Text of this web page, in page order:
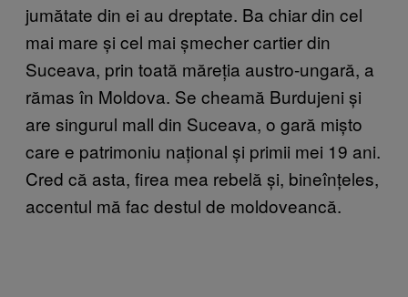
jumătate din ei au dreptate. Ba chiar din cel
mai mare și cel mai șmecher cartier din
Suceava, prin toată măreția austro-ungară, a
rămas în Moldova. Se cheamă Burdujeni și
are singurul mall din Suceava, o gară mișto
care e patrimoniu național și primii mei 19 ani.
Cred că asta, firea mea rebelă și, bineînțeles,
accentul mă fac destul de moldoveancă.